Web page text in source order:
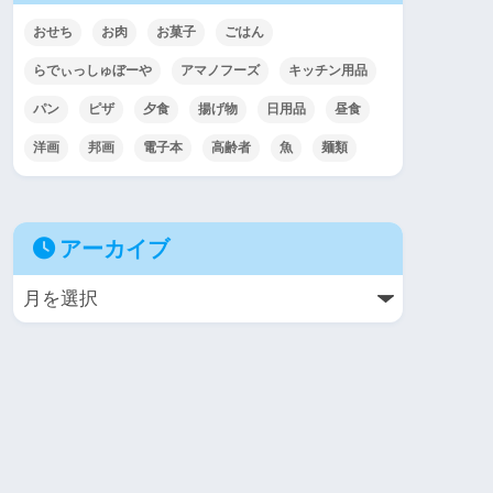
おせち お肉 お菓子 ごはん
らでぃっしゅぼーや アマノフーズ キッチン用品
パン ピザ 夕食 揚げ物 日用品 昼食
洋画 邦画 電子本 高齢者 魚 麺類
アーカイブ